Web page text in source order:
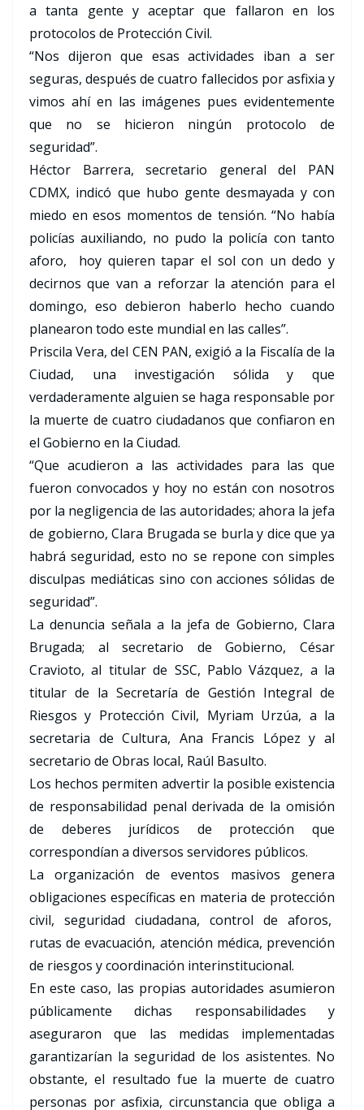
a tanta gente y aceptar que fallaron en los
protocolos de Protección Civil.
“Nos dijeron que esas actividades iban a ser
seguras, después de cuatro fallecidos por asfixia y
vimos ahí en las imágenes pues evidentemente
que no se hicieron ningún protocolo de
seguridad”.
Héctor Barrera, secretario general del PAN
CDMX, indicó que hubo gente desmayada y con
miedo en esos momentos de tensión. “No había
policías auxiliando, no pudo la policía con tanto
aforo, hoy quieren tapar el sol con un dedo y
decirnos que van a reforzar la atención para el
domingo, eso debieron haberlo hecho cuando
planearon todo este mundial en las calles”.
Priscila Vera, del CEN PAN, exigió a la Fiscalía de la
Ciudad, una investigación sólida y que
verdaderamente alguien se haga responsable por
la muerte de cuatro ciudadanos que confiaron en
el Gobierno en la Ciudad.
“Que acudieron a las actividades para las que
fueron convocados y hoy no están con nosotros
por la negligencia de las autoridades; ahora la jefa
de gobierno, Clara Brugada se burla y dice que ya
habrá seguridad, esto no se repone con simples
disculpas mediáticas sino con acciones sólidas de
seguridad”.
La denuncia señala a la jefa de Gobierno, Clara
Brugada; al secretario de Gobierno, César
Cravioto, al titular de SSC, Pablo Vázquez, a la
titular de la Secretaría de Gestión Integral de
Riesgos y Protección Civil, Myriam Urzúa, a la
secretaria de Cultura, Ana Francis López y al
secretario de Obras local, Raúl Basulto.
Los hechos permiten advertir la posible existencia
de responsabilidad penal derivada de la omisión
de deberes jurídicos de protección que
correspondían a diversos servidores públicos.
La organización de eventos masivos genera
obligaciones específicas en materia de protección
civil, seguridad ciudadana, control de aforos,
rutas de evacuación, atención médica, prevención
de riesgos y coordinación interinstitucional.
En este caso, las propias autoridades asumieron
públicamente dichas responsabilidades y
aseguraron que las medidas implementadas
garantizarían la seguridad de los asistentes. No
obstante, el resultado fue la muerte de cuatro
personas por asfixia, circunstancia que obliga a